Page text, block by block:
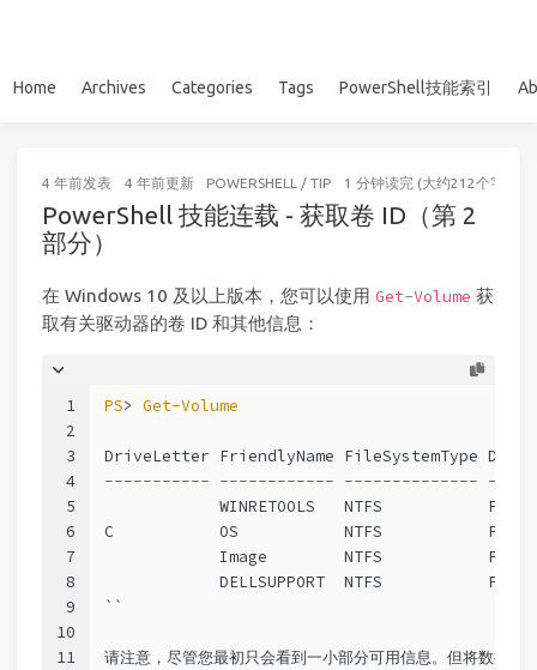
Home Archives Categories Tags PowerShell技能索引
4 年前发表 4 年前更新 POWERSHELL / TIP 1 分钟读完 (大约212个字)
PowerShell 技能连载 - 获取卷 ID（第 2
部分）
在 Windows 10 及以上版本，您可以使用 Get-Volume 获
取有关驱动器的卷 ID 和其他信息：
1
2
3
4
5
6
7
8
9
10
11
PS> Get-Volume
DriveLetter FriendlyName FileSystemType
----------- ------------ --------------
WINRETOOLS   NTFS
C           OS           NTFS
Image        NTFS
DELLSUPPORT  NTFS
``
请注意，尽管您最初只会看到一小部分可用信息。但将数据